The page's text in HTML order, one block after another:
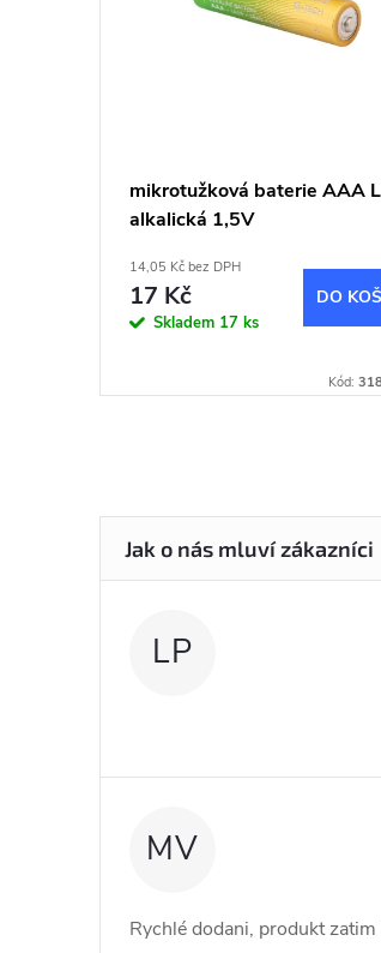
mikrotužková baterie AAA
alkalická 1,5V
14,05 Kč bez DPH
17 Kč
Skladem 17 ks
DO
Kód:
LP
MV
Rychlé dodani, produkt